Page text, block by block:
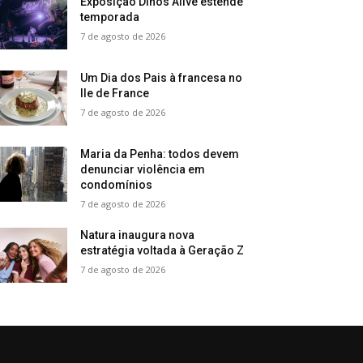
temporada
7 de agosto de 2026
Um Dia dos Pais à francesa no
Ile de France
7 de agosto de 2026
Maria da Penha: todos devem
denunciar violência em
condomínios
7 de agosto de 2026
Natura inaugura nova
estratégia voltada à Geração Z
7 de agosto de 2026